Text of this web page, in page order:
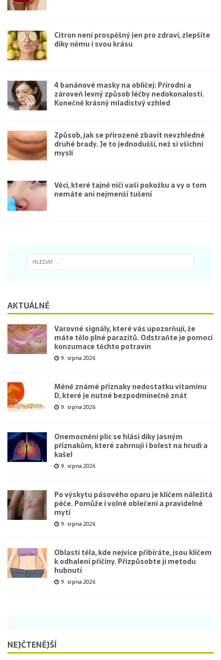
Citron není prospěšný jen pro zdraví, zlepšíte
díky němu i svou krásu
4 banánové masky na obličej: Přírodní a
zároveň levný způsob léčby nedokonalostí.
Konečně krásný mladistvý vzhled
Způsob, jak se přirozeně zbavit nevzhledné
druhé brady. Je to jednodušší, než si všichni
myslí
Věci, které tajně ničí vaši pokožku a vy o tom
nemáte ani nejmenší tušení
AKTUÁLNĚ
Varovné signály, které vás upozorňují, že
máte tělo plné parazitů. Odstraňte je pomocí
konzumace těchto potravin
9. srpna 2026
Méně známé příznaky nedostatku vitaminu
D, které je nutné bezpodmínečně znát
9. srpna 2026
Onemocnění plic se hlásí díky jasným
příznakům, které zahrnují i bolest na hrudi a
kašel
9. srpna 2026
Po výskytu pásového oparu je klíčem náležitá
péče. Pomůže i volné oblečení a pravidelné
mytí
9. srpna 2026
Oblasti těla, kde nejvíce přibíráte, jsou klíčem
k odhalení příčiny. Přizpůsobte jí metodu
hubnutí
9. srpna 2026
NEJČTENĚJŠÍ